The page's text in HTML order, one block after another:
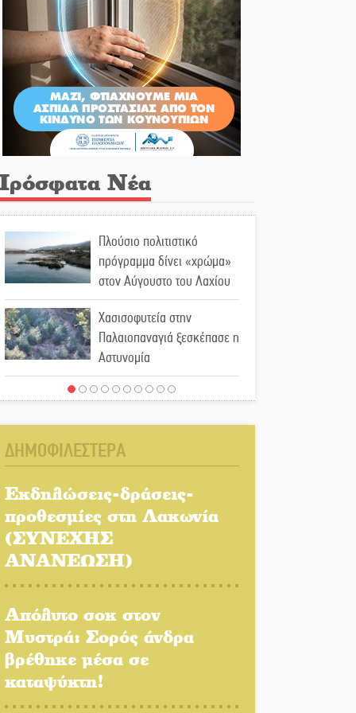
Νέα
Πλούσιο πολιτιστικό
πρόγραμμα δίνει «χρώμα»
στον Αύγουστο του Λαχίου
Χασισοφυτεία στην
Παλαιοπαναγιά ξεσκέπασε η
Αστυνομία
Μπαρόκ μελωδίες κάτω
Μονεμβασιάς
Διακοπή ρεύματος στο Έλος
Στο Γύθειο η Άντζελα
Νταλίκα έπεσε σε γκρεμό
στον Κλαδά: Νεκρός ο
48χρονος οδηγός
«Ανοιχτή Πόλη» απόψε η
ΔΗΜΟΦΙΛΕΣΤΕΡΑ
Εκδηλώσεις-δράσεις-
προθεσμίες στη Λακωνία
(ΣΥΝΕΧΗΣ
ΑΝΑΝΕΩΣΗ)
Απόλυτο σοκ στον
Μυστρά: Σορός άνδρα
βρέθηκε μέσα σε
καταψύκτη!